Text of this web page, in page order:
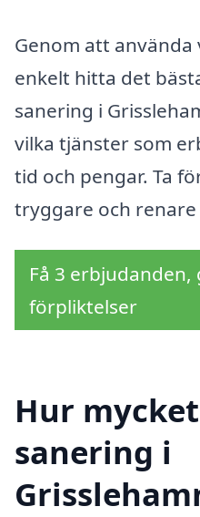
Genom att
enkelt hitta det
sanering i
vilka tjänster som
tid och pengar. Ta
tryggare och renare
Få 3
förpliktelser
Hur
sanering i